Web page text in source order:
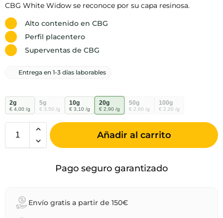
CBG White Widow se reconoce por su capa resinosa.
Alto contenido en CBG
Perfil placentero
Superventas de CBG
Entrega en 1-3 días laborables
2g
€ 4,00 /g
5g
€ 3,50 /g
10g
€ 3,10 /g
20g
€ 2,90 /g
50g
€ 2,60 /g
100g
€ 2,20 /g
Añadir al carrito
Pago seguro garantizado
Envío gratis a partir de 150€